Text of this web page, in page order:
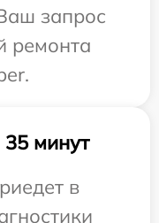
запрос
ремонта
минут
в